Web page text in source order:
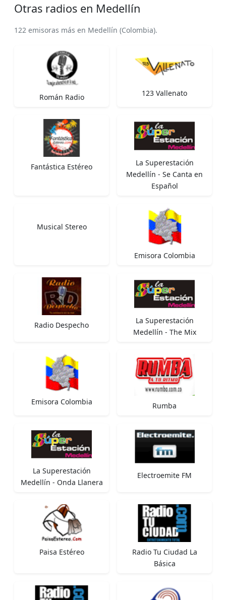
Otras radios en Medellín
122 emisoras más en Medellín (Colombia).
Román Radio 123 Vallenato
Fantástica Estéreo
La Superestación
Medellín - Se Canta en
Español
Musical Stereo
Emisora Colombia
Radio Despecho
La Superestación
Medellín - The Mix
Emisora Colombia Rumba
La Superestación
Medellín - Onda Llanera
Electroemite FM
Paisa Estéreo
Radio Tu Ciudad La
Básica